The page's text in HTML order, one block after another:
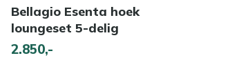
Bellagio Esenta hoek
loungeset 5-delig
2.850,-